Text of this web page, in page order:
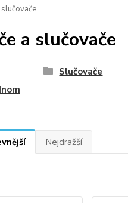
a slučovače
Slučovače
Nejdražší